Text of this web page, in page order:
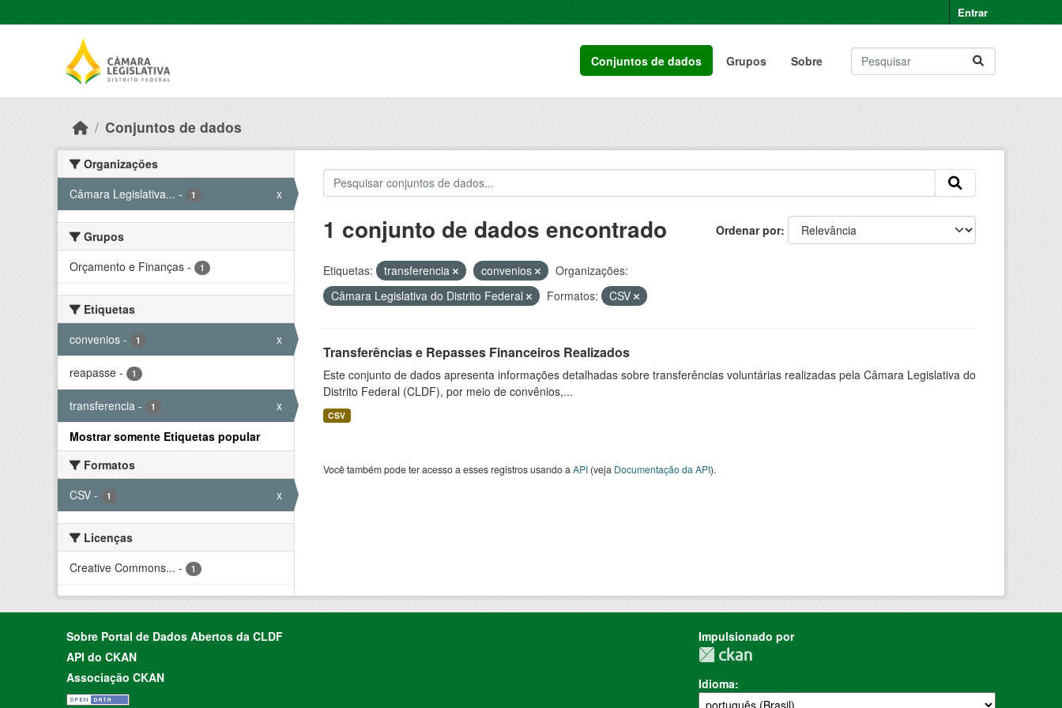
Entrar
Conjuntos de dados Grupos Sobre
Conjuntos de dados
Organizações
Câmara Legislativa... - 1 x
Grupos
Orçamento e Finanças - 1
Etiquetas
convenios - 1 x
reapasse - 1
transferencia - 1
x
Mostrar somente Etiquetas popular
Formatos
CSV - 1 x
Licenças
Creative Commons... - 1
Ordenar por
1 conjunto de dados encontrado
Etiquetas: transferencia convenios
Organizações:
Câmara Legislativa do Distrito Federal
Formatos: CSV
Transferências e Repasses Financeiros Realizados
Este conjunto de dados apresenta informações detalhadas sobre transferências voluntárias realizadas pela Câmara Legislativa do
Distrito Federal (CLDF), por meio de convênios,...
CSV
Você também pode ter acesso a esses registros usando a API(veja Documentação da API).
Sobre Portal de Dados Abertos da CLDF
API do CKAN
Associação CKAN
Impulsionado por
Idioma